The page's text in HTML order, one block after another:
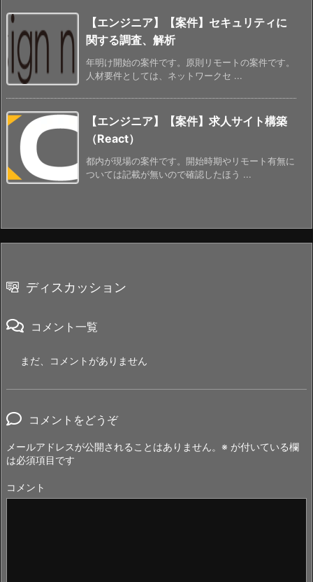
【エンジニア】【案件】セキュリティに
関する調査、解析
年明け開始の案件です。原則リモートの案件です。
人材要件としては、ネットワークセ ...
【エンジニア】【案件】求人サイト構築
（React）
都内が現場の案件です。開始時期やリモート有無に
ついては記載が無いので確認したほう ...
ディスカッション
コメント一覧
まだ、コメントがありません
コメントをどうぞ
メールアドレスが公開されることはありません。 ※ が付いている欄
は必須項目です
コメント